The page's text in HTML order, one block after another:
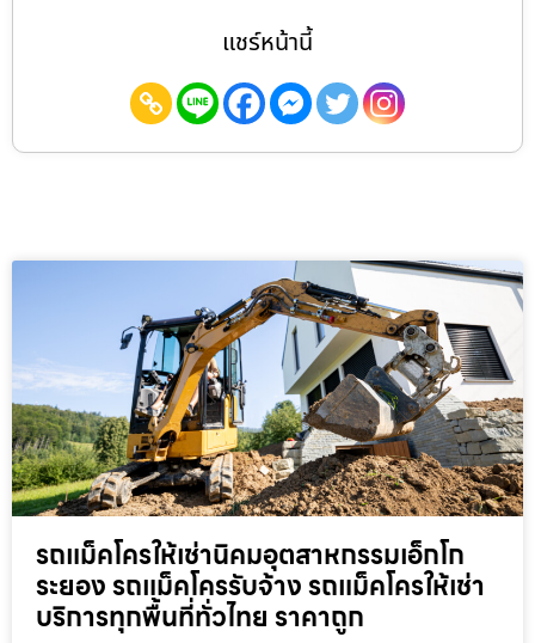
แชร์หน้านี้
รถแม็คโครให้เช่านิคมอุตสาหกรรมเอ็กโก
ระยอง รถแม็คโครรับจ้าง รถแม็คโครให้เช่า
บริการทุกพื้นที่ทั่วไทย ราคาถูก